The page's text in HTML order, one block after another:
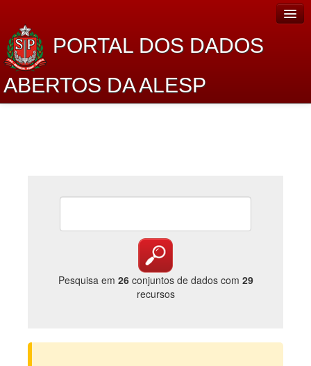
PORTAL DOS DADOS
ABERTOS DA ALESP
Lei de Acesso à Informação
Catálogo de dados
Pesquisa em 26conjuntos de dados com 29
recursos